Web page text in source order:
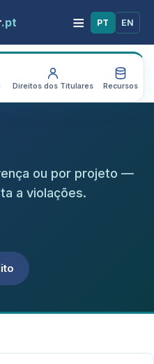
.pt ≡ PT EN
Direitos dos Titulares Recursos
ou por projeto —
a violações.